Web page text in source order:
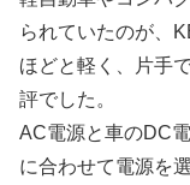
られていたのが、
ほどと軽く、片手
評でした。
AC電源と車のDC
に合わせて電源を